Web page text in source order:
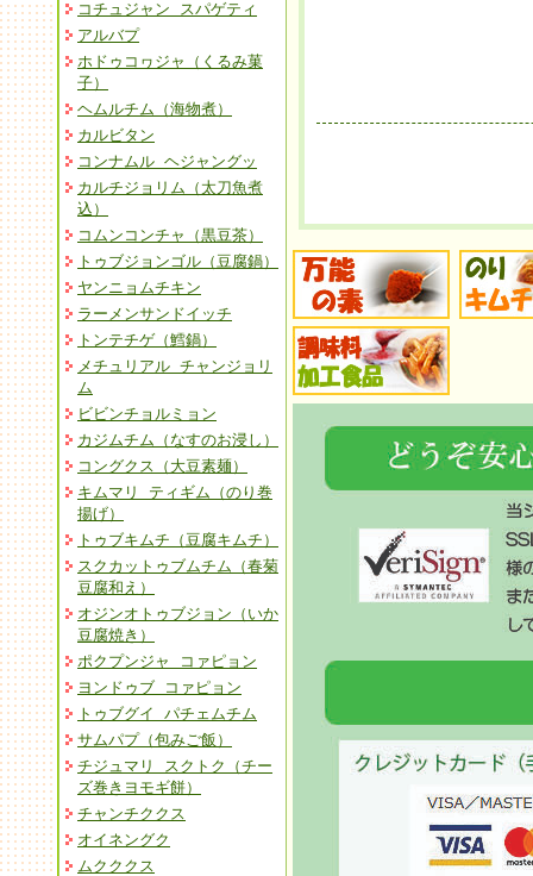
コチュジャン スパゲティ
アルバプ
ホドゥコヮジャ（くるみ菓
子）
ヘムルチム（海物煮）
カルビタン
コンナムル ヘジャングッ
カルチジョリム（太刀魚煮
込）
コムンコンチャ（黒豆茶）
トゥブジョンゴル（豆腐鍋）
ヤンニョムチキン
ラーメンサンドイッチ
トンテチゲ（鱈鍋）
メチュリアル チャンジョリ
ム
ビビンチョルミョン
カジムチム（なすのお浸し）
コングクス（大豆素麺）
キムマリ ティギム（のり巻
揚げ）
トゥブキムチ（豆腐キムチ）
スクカットゥブムチム（春菊
豆腐和え）
オジンオトゥブジョン（いか
豆腐焼き）
ポクプンジャ コァピョン
ヨンドゥブ コァピョン
トゥブグイ パチェムチム
サムパプ（包みご飯）
チジュマリ スクトク（チー
ズ巻きヨモギ餅）
チャンチククス
オイネングク
ムクククス